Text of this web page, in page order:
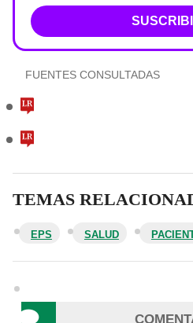
FUENTES CONSULTADAS
TEMAS
EPS SALUD